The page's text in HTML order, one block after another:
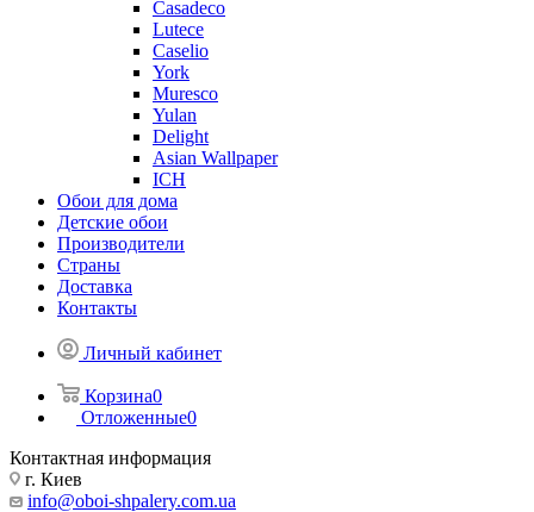
Casadeco
Lutece
Caselio
York
Muresco
Yulan
Delight
Asian Wallpaper
ICH
Обои для дома
Детские обои
Производители
Страны
Доставка
Контакты
Личный кабинет
Корзина0
Отложенные0
Контактная информация
г. Киев
info@oboi-shpalery.com.ua